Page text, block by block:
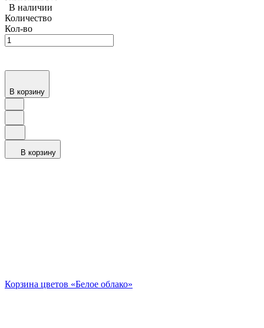
В наличии
Количество
Кол-во
В корзину
В корзину
Корзина цветов «Белое облако»